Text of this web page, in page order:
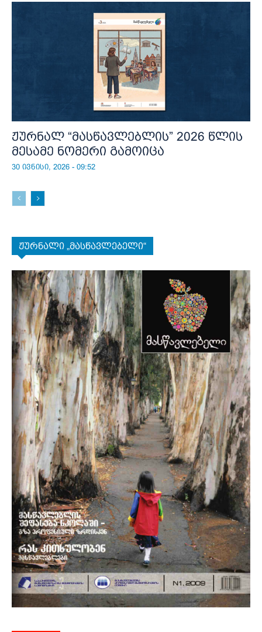
ჟურნალ “მასწავლებლის” 2026 წლის
მესამე ნომერი გამოიცა
30 ივნისი, 2026 - 09:52
ჟურნალი „მასწავლებელი“